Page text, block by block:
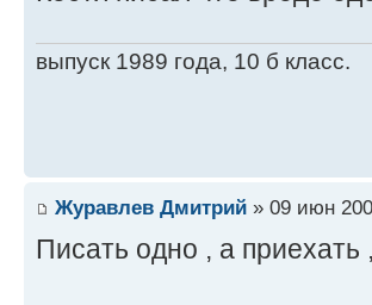
выпуск 1989 года, 10 б класс.
Журавлев Дмитрий » 09 июн
Писать одно , а приехать